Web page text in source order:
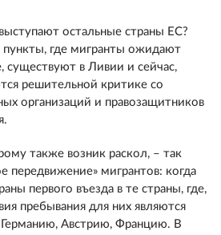
остальные страны ЕС?
где мигранты ожидают
существуют в Ливии и сейчас,
решительной критике со
организаций и правозащитников
также возник раскол, – так
передвижение» мигрантов: когда
первого въезда в те страны, где,
пребывания для них являются
Австрию, Францию. В